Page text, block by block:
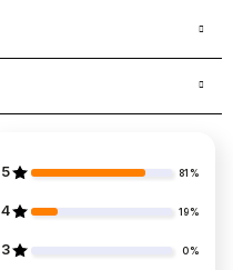
5 81%
4 19%
3 0%